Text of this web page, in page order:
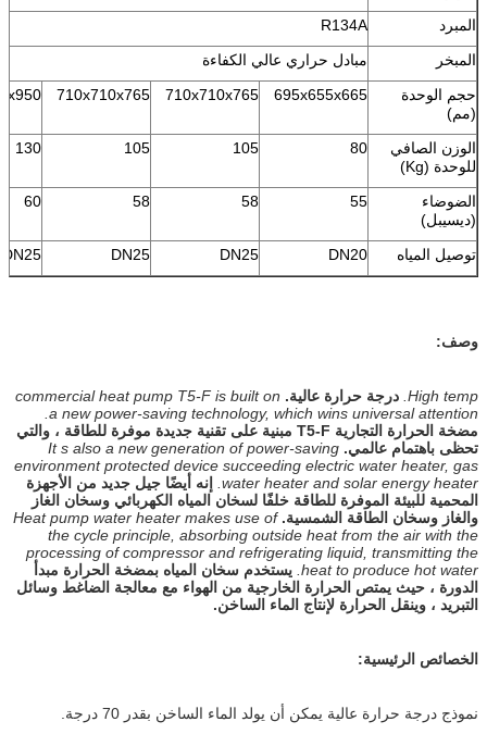
المبرد
R134A
المبخر
مبادل حراري عالي الكفاءة
حجم الوحدة
(مم)
695x655x665
710x710x765
710x710x765
الوزن الصافي
للوحدة (Kg)
80
105
105
130
الضوضاء
(ديسيبل)
55
58
58
60
توصيل المياه DN20
DN25
DN25
DN25
وصف:
High temp. درجة حرارة عالية. commercial heat pump T5-F is built on
a new power-saving technology, which wins universal attention.
مضخة الحرارة التجارية T5-F مبنية على تقنية جديدة موفرة للطاقة ، والتي
تحظى باهتمام عالمي. It s also a new generation of power-saving
environment protected device succeeding electric water heater, gas
water heater and solar energy heater.
إنه أيضًا جيل جديد من الأجهزة
المحمية للبيئة الموفرة للطاقة خلفًا لسخان المياه الكهربائي وسخان الغاز
والغاز وسخان الطاقة الشمسية. Heat pump water heater makes use of
the cycle principle, absorbing outside heat from the air with the
processing of compressor and refrigerating liquid, transmitting the
heat to produce hot water. يستخدم سخان المياه بمضخة الحرارة مبدأ
الدورة ، حيث يمتص الحرارة الخارجية من الهواء مع معالجة الضاغط وسائل
التبريد ، وينقل الحرارة لإنتاج الماء الساخن.
الخصائص الرئيسية:
نموذج درجة حرارة عالية يمكن أن يولد الماء الساخن بقدر 70 درجة.